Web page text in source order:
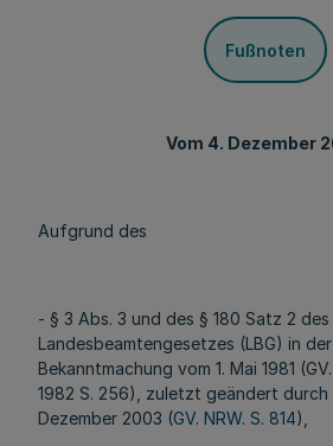
Fußnoten
Vom 4. Dezember
Aufgrund des
- § 3 Abs. 3 und des § 180 Satz 2 des
Landesbeamtengesetzes (LBG) in
Bekanntmachung vom 1. Mai 1981
1982 S. 256), zuletzt geändert durch
Dezember 2003 (GV. NRW. S. 814),